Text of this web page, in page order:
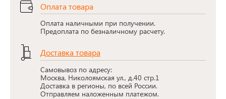
Оплата товара
Оплата наличными при получении.
Предоплата по безналичному расчету.
Доставка товара
Самовывоз по адресу:
Москва, Николоямская ул., д.40 стр.1
Доставка в регионы, по всей России.
Отправляем наложенным платежом.